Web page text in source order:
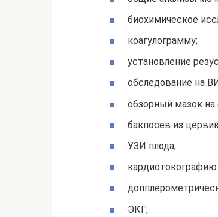
биохимическое
коагулограмму;
установление
обследование на
обзорный мазок на
бакпосев из
УЗИ плода;
ЭКГ;